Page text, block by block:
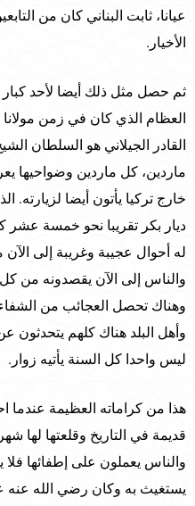
عيانا، ثابت البناني كان من
الأخيار.
ثم حصل مثل ذلك أيضا لأحد كبار
العظام الذي كان في زمن
القادر الجيلاني هو السلطان
ماردين، كل ماردين وضواحيها
خارج تركيا يأتون أيضا
ديار بكر تقريبا نحو خمسة
له أحوال عجيبة وغريبة إلى
والناس إلى الآن يقصدونه من
وهناك تحصل العجائب من
وأهل البلد هناك كلهم يتحدثون
ليس واحدا كل السنة يأتيه زوار.
هذا من كراماته العظيمة عندما
قديمة في التاريخ وقلعتها لها
والناس يعملون على إطفائها
يستغيث به وكان رضي الله عنه